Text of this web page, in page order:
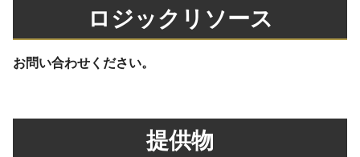
ロジックリソース
お問い合わせください。
提供物